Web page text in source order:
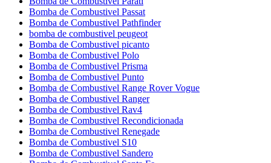
Bomba de Combustivel Passat
Bomba de Combustivel Pathfinder
bomba de combustivel peugeot
Bomba de Combustivel picanto
Bomba de Combustivel Polo
Bomba de Combustivel Prisma
Bomba de Combustivel Punto
Bomba de Combustivel Range Rover Vogue
Bomba de Combustivel Ranger
Bomba de Combustivel Rav4
Bomba de Combustivel Recondicionada
Bomba de Combustivel Renegade
Bomba de Combustivel S10
Bomba de Combustivel Sandero